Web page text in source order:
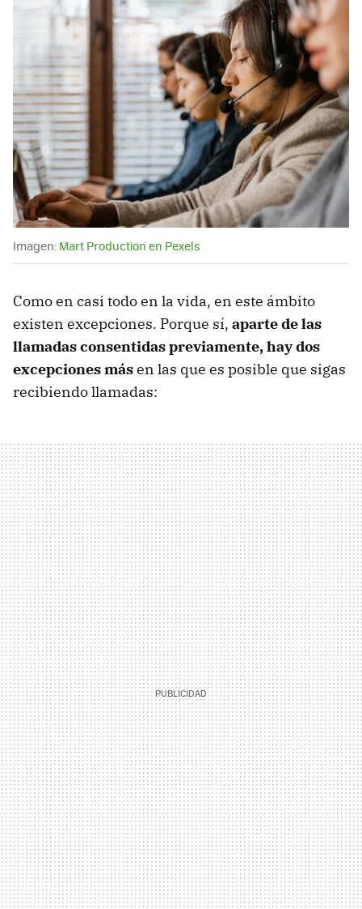
Imagen: Mart Production en Pexels
Como en casi todo en la vida, en este ámbito
existen excepciones. Porque sí, aparte de las
llamadas consentidas previamente, hay dos
excepciones másen las que es posible que sigas
recibiendo llamadas: